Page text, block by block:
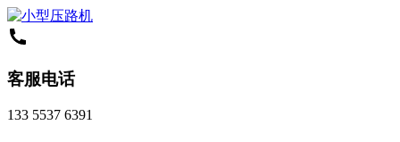
客服电话
133 5537 6391